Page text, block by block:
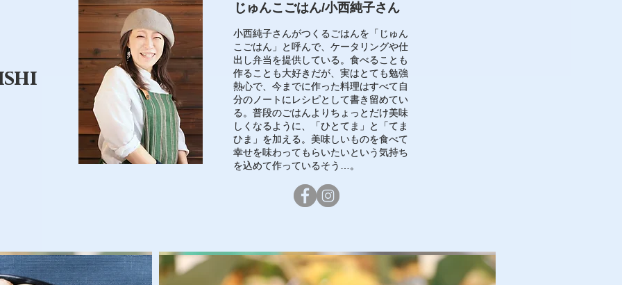
​じゅんこごはん/小西純子さん
小西純子さんがつくるごはんを「じゅん
こごはん」と呼んで、ケータリングや仕
出し弁当を提供している。 食べることも
作ることも大好きだが、実はとても勉強
熱心で、今までに作った料理はすべて自
分のノートにレシピとして書き留めてい
る。 普段のごはんよりちょっとだけ美味
しくなるように、「ひとてま」と「てま
ひま」を加える。 美味しいものを食べて
幸せを味わってもらいたいという気持ち
を込めて作っているそう…。
​じゅんこごはん/小西純子さん
小西純子さんがつくるごはんを「じゅん
こごはん」と呼んで、ケータリングや仕
出し弁当を提供している。 食べることも
作ることも大好きだが、実はとても勉強
熱心で、今までに作った料理はすべて自
分のノートにレシピとして書き留めてい
る。 普段のごはんよりちょっとだけ美味
しくなるように、「ひとてま」と「てま
ひま」を加える。 美味しいものを食べて
幸せを味わってもらいたいという気持ち
を込めて作っているそう…。